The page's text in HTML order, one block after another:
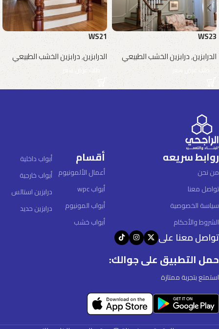
WS23
الدرابزين,درابزين الخشب الطبيعي
طلب عرض سعر
WS21
الدرابزين,درابزين الخشب الطبيعي
طلب عرض سعر
روابط سريعه
من نحن
تواصل معنا
سياسة الخصوصية
الشروط والأحكام
أقسام
أعمال الألمونيوم
أبواب wpc
أبواب المونيوم
أبواب خشب
أبواب داخلية
أبواب خارجية
درابزين استالس
درابزين حديد
تواصل معنا على
حمل التطبيق على جوالك:
استمتع بتجربة ممتازة